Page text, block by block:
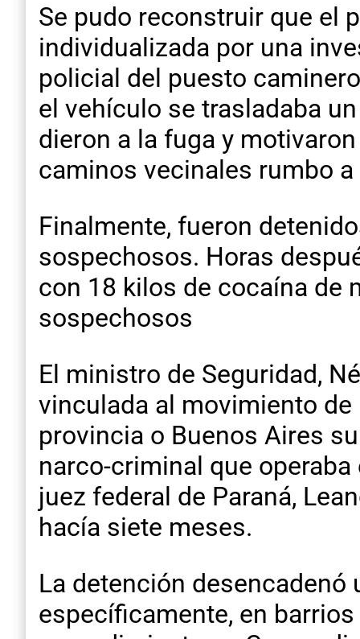
Se pudo reconstruir que el
individualizada por una
policial del puesto
el vehículo se trasladaba
dieron a la fuga y
caminos vecinales rumbo
Finalmente, fueron
sospechosos. Horas
con 18 kilos de cocaína de
sospechosos
El ministro de Seguridad,
vinculada al movimiento
provincia o Buenos Aires
narco-criminal que
juez federal de Paraná,
hacía siete meses.
La detención desencadenó
específicamente, en